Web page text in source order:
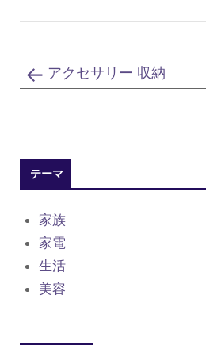
アクセサリー 収納
テーマ
家族
家電
生活
美容